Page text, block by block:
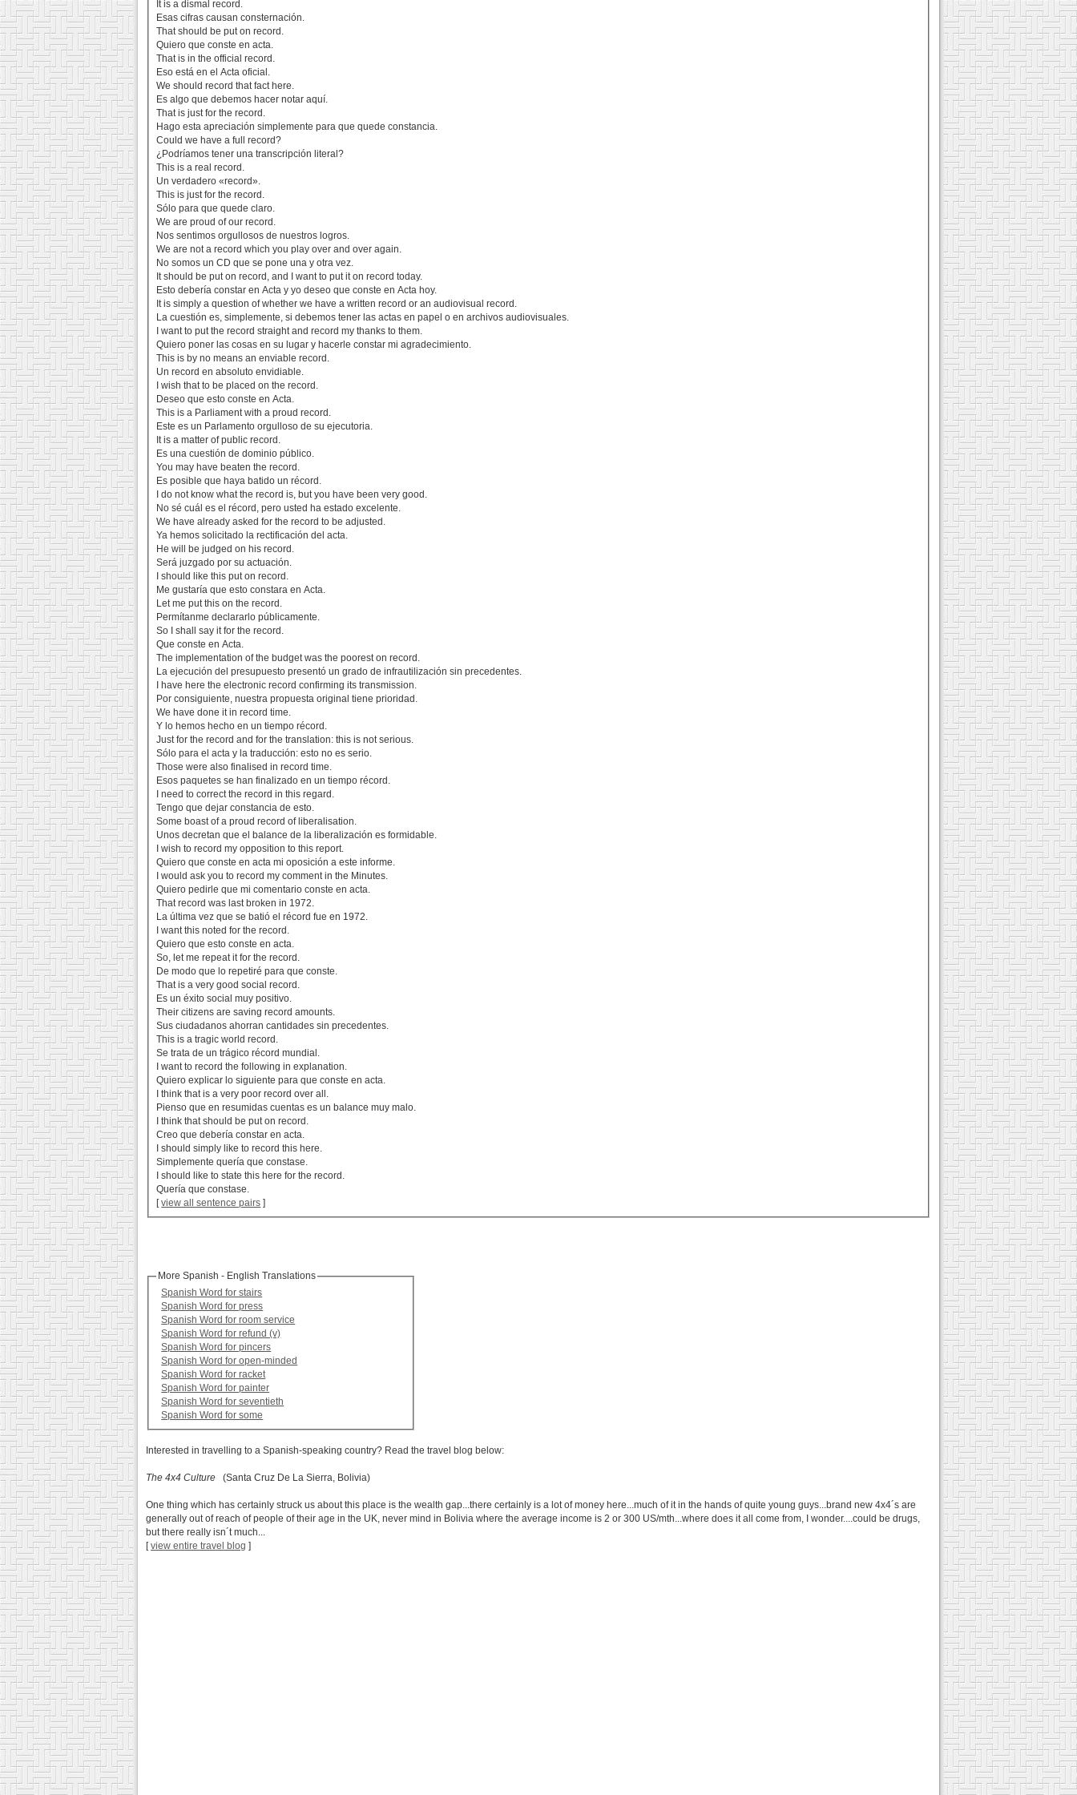
It is a dismal record.
Esas cifras causan consternación.
That should be put on record.
Quiero que conste en acta.
That is in the official record.
Eso está en el Acta oficial.
We should record that fact here.
Es algo que debemos hacer notar aquí.
That is just for the record.
Hago esta apreciación simplemente para que quede constancia.
Could we have a full record?
¿Podríamos tener una transcripción literal?
This is a real record.
Un verdadero «record».
This is just for the record.
Sólo para que quede claro.
We are proud of our record.
Nos sentimos orgullosos de nuestros logros.
We are not a record which you play over and over again.
No somos un CD que se pone una y otra vez.
It should be put on record, and I want to put it on record today.
Esto debería constar en Acta y yo deseo que conste en Acta hoy.
It is simply a question of whether we have a written record or an audiovisual record.
La cuestión es, simplemente, si debemos tener las actas en papel o en archivos audiovisuales.
I want to put the record straight and record my thanks to them.
Quiero poner las cosas en su lugar y hacerle constar mi agradecimiento.
This is by no means an enviable record.
Un record en absoluto envidiable.
I wish that to be placed on the record.
Deseo que esto conste en Acta.
This is a Parliament with a proud record.
Este es un Parlamento orgulloso de su ejecutoria.
It is a matter of public record.
Es una cuestión de dominio público.
You may have beaten the record.
Es posible que haya batido un récord.
I do not know what the record is, but you have been very good.
No sé cuál es el récord, pero usted ha estado excelente.
We have already asked for the record to be adjusted.
Ya hemos solicitado la rectificación del acta.
He will be judged on his record.
Será juzgado por su actuación.
I should like this put on record.
Me gustaría que esto constara en Acta.
Let me put this on the record.
Permítanme declararlo públicamente.
So I shall say it for the record.
Que conste en Acta.
The implementation of the budget was the poorest on record.
La ejecución del presupuesto presentó un grado de infrautilización sin precedentes.
I have here the electronic record confirming its transmission.
Por consiguiente, nuestra propuesta original tiene prioridad.
We have done it in record time.
Y lo hemos hecho en un tiempo récord.
Just for the record and for the translation: this is not serious.
Sólo para el acta y la traducción: esto no es serio.
Those were also finalised in record time.
Esos paquetes se han finalizado en un tiempo récord.
I need to correct the record in this regard.
Tengo que dejar constancia de esto.
Some boast of a proud record of liberalisation.
Unos decretan que el balance de la liberalización es formidable.
I wish to record my opposition to this report.
Quiero que conste en acta mi oposición a este informe.
I would ask you to record my comment in the Minutes.
Quiero pedirle que mi comentario conste en acta.
That record was last broken in 1972.
La última vez que se batió el récord fue en 1972.
I want this noted for the record.
Quiero que esto conste en acta.
So, let me repeat it for the record.
De modo que lo repetiré para que conste.
That is a very good social record.
Es un éxito social muy positivo.
Their citizens are saving record amounts.
Sus ciudadanos ahorran cantidades sin precedentes.
This is a tragic world record.
Se trata de un trágico récord mundial.
I want to record the following in explanation.
Quiero explicar lo siguiente para que conste en acta.
I think that is a very poor record over all.
Pienso que en resumidas cuentas es un balance muy malo.
I think that should be put on record.
Creo que debería constar en acta.
I should simply like to record this here.
Simplemente quería que constase.
I should like to state this here for the record.
Quería que constase.
[view all sentence pairs ]
More Spanish - English Translations
Spanish Word for stairs
Spanish Word for press
Spanish Word for room service
Spanish Word for refund (v)
Spanish Word for pincers
Spanish Word for open-minded
Spanish Word for racket
Spanish Word for painter
Spanish Word for seventieth
Spanish Word for some
Interested in travelling to a Spanish-speaking country? Read the travel blog below:
The 4x4 Culture (Santa Cruz De La Sierra, Bolivia)
One thing which has certainly struck us about this place is the wealth gap...there certainly is a lot of money here...much of it in the hands of quite young guys...brand new 4x4´s are
generally out of reach of people of their age in the UK, never mind in Bolivia where the average income is 2 or 300 US/mth...where does it all come from, I wonder....could be drugs,
but there really isn´t much...
[view entire travel blog ]